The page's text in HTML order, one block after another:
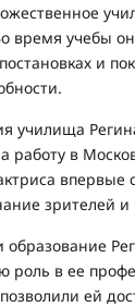
время учебы
и
училища
работу в
впервые
зрителей и
роль в ее
ей